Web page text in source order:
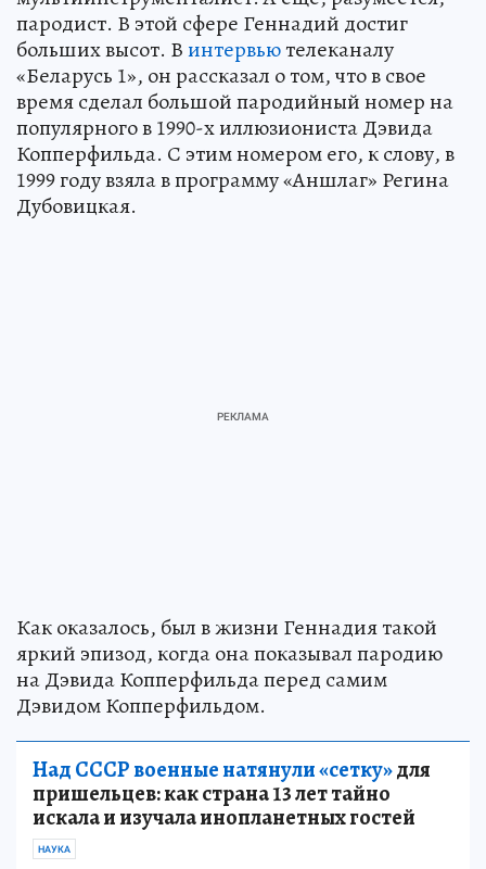
пародист. В этой сфере Геннадий достиг
больших высот. Винтервьютелеканалу
«Беларусь 1», он рассказал о том, что в свое
время сделал большой пародийный номер на
популярного в 1990-х иллюзиониста Дэвида
Копперфильда. С этим номером его, к слову, в
1999 году взяла в программу «Аншлаг» Регина
Дубовицкая.
Как оказалось, был в жизни Геннадия такой
яркий эпизод, когда она показывал пародию
на Дэвида Копперфильда перед самим
Дэвидом Копперфильдом.
Над СССР военные натянули «сетку»для
пришельцев: как страна 13 лет тайно
искала и изучала инопланетных гостей
НАУКА